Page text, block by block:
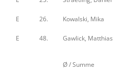
E 26. Kowalski, Mika
E 48. Gawlick, Matthias
Ø / Summe